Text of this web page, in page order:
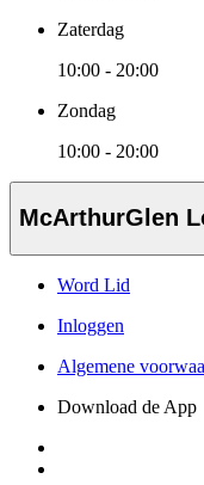
Zaterdag
10:00 - 20:00
Zondag
10:00 - 20:00
McArthurGlen
Word Lid
Inloggen
Algemene
Download de App